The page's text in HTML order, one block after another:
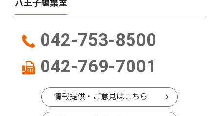
八王子編集室
042-753-8500
042-769-7001
情報提供・ご意見はこちら